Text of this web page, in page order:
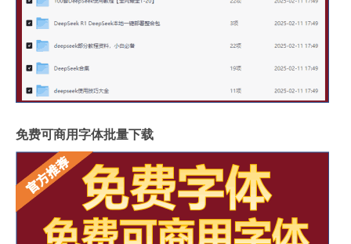
免费可商用字体批量下载